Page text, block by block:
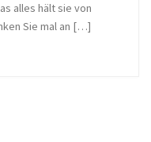
alles hält sie von
Sie mal an […]